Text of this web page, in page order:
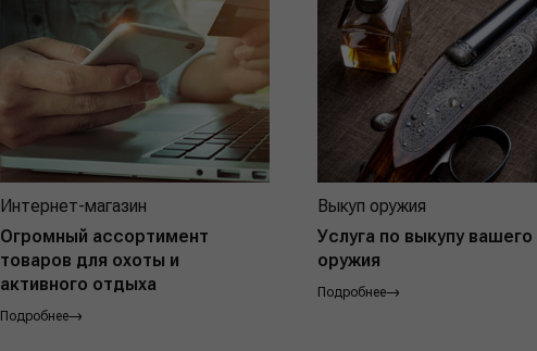
Интернет-магазин
Огромный ассортимент
товаров для охоты и
активного отдыха
Подробнее
Выкуп оружия
Услуга по выкупу вашего
оружия
Подробнее